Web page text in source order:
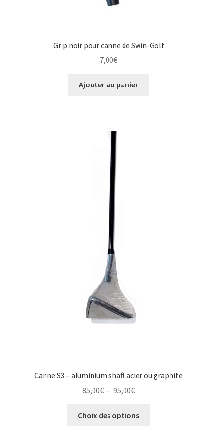
Grip noir pour canne de Swin-Golf
7,00€
Ajouter au panier
Canne S3 – aluminium shaft acier ou graphite
85,00€ – 95,00€Plage
prix :
Choix des options